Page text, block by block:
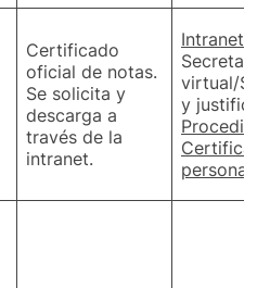
Certificado
oficial de notas.
Se solicita y
descarga a
través de la
intranet.
Intranet
Secretaría
virtual/
y
personal